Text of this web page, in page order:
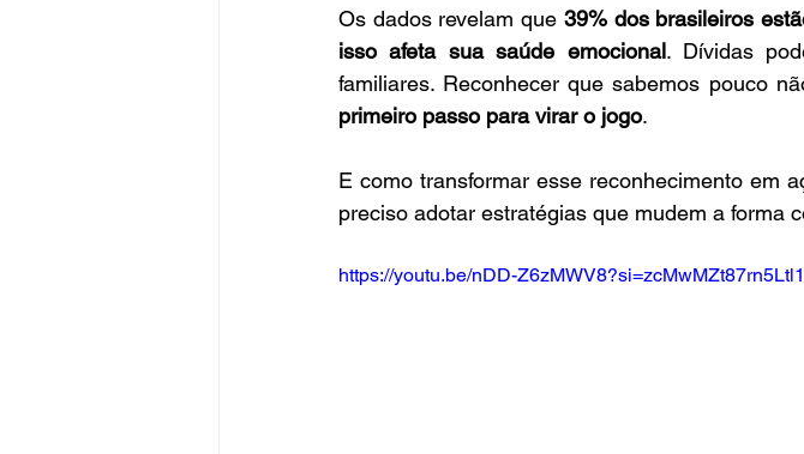
Os dados revelam que 39% dos brasileiros
isso afeta sua saúde emocional. Dívidas
primeiro passo para virar o jogo.
E como transformar esse reconhecimento em
preciso adotar estratégias que mudem a forma
https://youtu.be/nDD-Z6zMWV8?si=zcMwMZt87rn5Ltl1